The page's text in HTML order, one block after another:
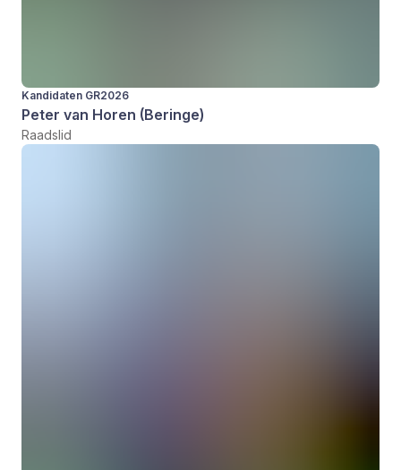
Kandidaten GR2026
Peter van Horen (Beringe)
Raadslid